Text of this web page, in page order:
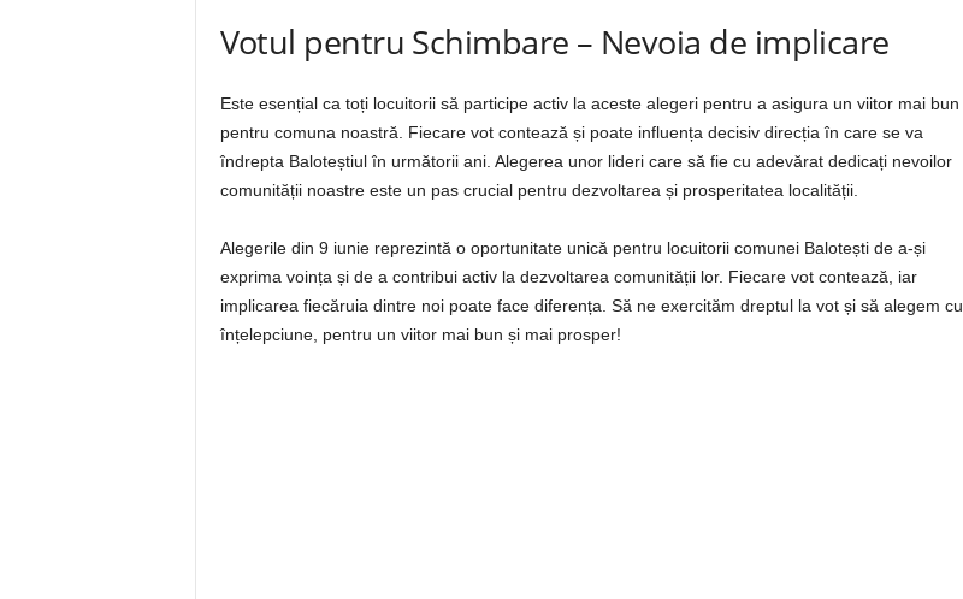
Votul pentru Schimbare – Nevoia de implicare
Este esențial ca toți locuitorii să participe activ la aceste alegeri pentru a asigura un viitor mai bun
pentru comuna noastră. Fiecare vot contează și poate influența decisiv direcția în care se va
îndrepta Baloteștiul în următorii ani. Alegerea unor lideri care să fie cu adevărat dedicați nevoilor
comunității noastre este un pas crucial pentru dezvoltarea și prosperitatea localității.
Alegerile din 9 iunie reprezintă o oportunitate unică pentru locuitorii comunei Balotești de a-și
exprima voința și de a contribui activ la dezvoltarea comunității lor. Fiecare vot contează, iar
implicarea fiecăruia dintre noi poate face diferența. Să ne exercităm dreptul la vot și să alegem cu
înțelepciune, pentru un viitor mai bun și mai prosper!